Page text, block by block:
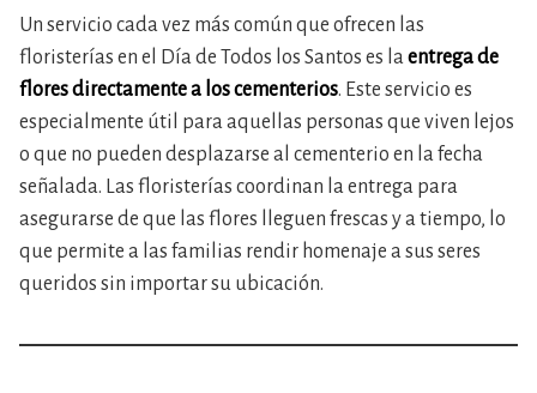
Un servicio cada vez más común que ofrecen las
floristerías en el Día de Todos los Santos es laentrega de
flores directamente a los cementerios. Este servicio es
especialmente útil para aquellas personas que viven lejos
o que no pueden desplazarse al cementerio en la fecha
señalada. Las floristerías coordinan la entrega para
asegurarse de que las flores lleguen frescas y a tiempo, lo
que permite a las familias rendir homenaje a sus seres
queridos sin importar su ubicación.